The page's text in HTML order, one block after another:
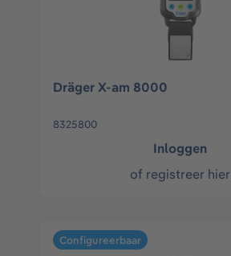
Dräger X-am 8000
8325800
Inloggen
of registreer hier
Configureerbaar